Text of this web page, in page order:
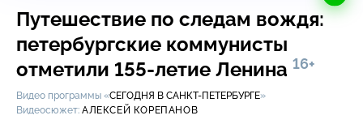
Путешествие по следам вождя:
петербургские коммунисты
отметили 155-летие Ленина 16+
Видео программы «СЕГОДНЯ В САНКТ-ПЕТЕРБУРГЕ»
Видеосюжет: АЛЕКСЕЙ КОРЕПАНОВ